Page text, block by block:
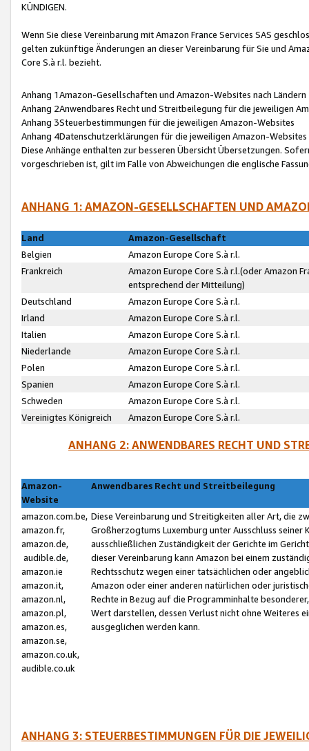
KÜNDIGEN.
Wenn Sie diese Vereinbarung mit Amazon France Services SAS
gelten zukünftige Änderungen an dieser Vereinbarung für Sie und
Core S.à r.l. bezieht.
Anhang 1Amazon-Gesellschaften und Amazon-Websites nach Ländern
Anhang 2Anwendbares Recht und Streitbeilegung für die jeweiligen
Anhang 3Steuerbestimmungen für die jeweiligen Amazon-Websites
Anhang 4Datenschutzerklärungen für die jeweiligen Amazon-Websites
Diese Anhänge enthalten zur besseren Übersicht Übersetzungen.
vorgeschrieben ist, gilt im Falle von Abweichungen die englische
ANHANG 1: AMAZON-GESELLSCHAFTEN UND
Land
Amazon-Gesellschaft
Belgien
Amazon Europe Core S.à r.l.
Frankreich
Amazon Europe Core S.à r.l.(oder Amazon
entsprechend der Mitteilung)
Deutschland
Amazon Europe Core S.à r.l.
Irland
Amazon Europe Core S.à r.l.
Italien
Amazon Europe Core S.à r.l.
Niederlande
Amazon Europe Core S.à r.l.
Polen
Amazon Europe Core S.à r.l.
Spanien
Amazon Europe Core S.à r.l.
Schweden
Amazon Europe Core S.à r.l.
Vereinigtes Königreich
Amazon Europe Core S.à r.l.
ANHANG 2: ANWENDBARES RECHT UND
Amazon-
Website
Anwendbares Recht und Streitbeilegung
amazon.com.be,
amazon.fr,
amazon.de,
audible.de,
amazon.ie
amazon.it,
amazon.nl,
amazon.pl,
amazon.es,
amazon.se,
amazon.co.uk,
audible.co.uk
Diese Vereinbarung und Streitigkeiten aller Art, die
Großherzogtums Luxemburg unter Ausschluss
ausschließlichen Zuständigkeit der Gerichte im
dieser Vereinbarung kann Amazon bei einem
Rechtsschutz wegen einer tatsächlichen oder
Amazon oder einer anderen natürlichen oder
Rechte in Bezug auf die Programminhalte
Wert darstellen, dessen Verlust nicht ohne Weiteres
ausgeglichen werden kann.
ANHANG 3: STEUERBESTIMMUNGEN FÜR DIE